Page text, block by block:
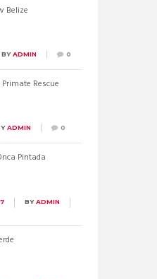
Belize
BYADMIN 0
Rescue
ADMIN 0
Pintada
BYADMIN